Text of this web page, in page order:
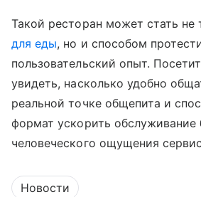
Такой ресторан может стать не
для еды, но и способом
пользовательский опыт.
увидеть, насколько удобно
реальной точке общепита и
формат ускорить обслуживание
человеческого ощущения
Новости